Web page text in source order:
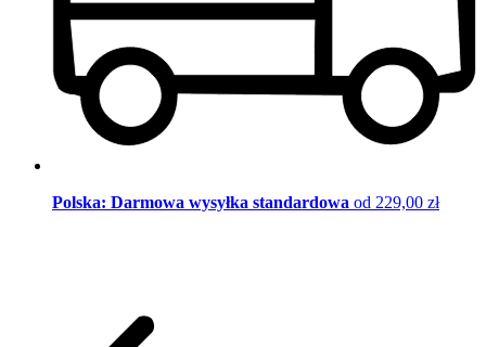
Polska: Darmowa wysyłka standardowa od 229,00 zł